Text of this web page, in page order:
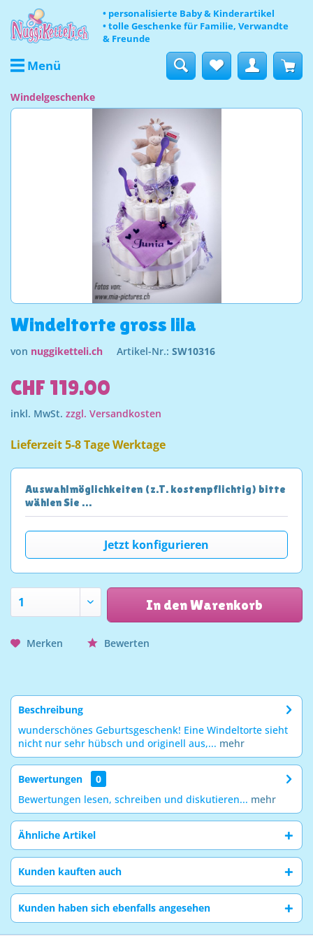
• personalisierte Baby & Kinderartikel
• tolle Geschenke für Familie, Verwandte
& Freunde
Menü
Windelgeschenke
Windeltorte gross lila
von nuggiketteli.ch Artikel-Nr.: SW10316
CHF 119.00
inkl. MwSt. zzgl. Versandkosten
Lieferzeit 5-8 Tage Werktage
Auswahlmöglichkeiten (z.T. kostenpflichtig) bitte
wählen Sie …
Jetzt konfigurieren
In den Warenkorb
Merken Bewerten
Beschreibung
wunderschönes Geburtsgeschenk! Eine Windeltorte sieht
nicht nur sehr hübsch und originell aus,... mehr
Bewertungen
0
Bewertungen lesen, schreiben und diskutieren... mehr
Ähnliche Artikel
Kunden kauften auch
Kunden haben sich ebenfalls angesehen